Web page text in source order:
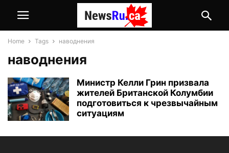
Home Tags наводнения
наводнения
Министр Келли Грин призвала
жителей Британской Колумбии
подготовиться к чрезвычайным
ситуациям